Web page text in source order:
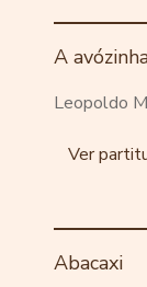
A
Leopoldo
Ver
Abacaxi